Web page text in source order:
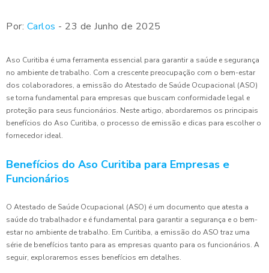
Por: Carlos - 23 de Junho de 2025
Aso Curitiba é uma ferramenta essencial para garantir a saúde e segurança
no ambiente de trabalho. Com a crescente preocupação com o bem-estar
dos colaboradores, a emissão do Atestado de Saúde Ocupacional (ASO)
se torna fundamental para empresas que buscam conformidade legal e
proteção para seus funcionários. Neste artigo, abordaremos os principais
benefícios do Aso Curitiba, o processo de emissão e dicas para escolher o
fornecedor ideal.
Benefícios do Aso Curitiba para Empresas e
Funcionários
O Atestado de Saúde Ocupacional (ASO) é um documento que atesta a
saúde do trabalhador e é fundamental para garantir a segurança e o bem-
estar no ambiente de trabalho. Em Curitiba, a emissão do ASO traz uma
série de benefícios tanto para as empresas quanto para os funcionários. A
seguir, exploraremos esses benefícios em detalhes.